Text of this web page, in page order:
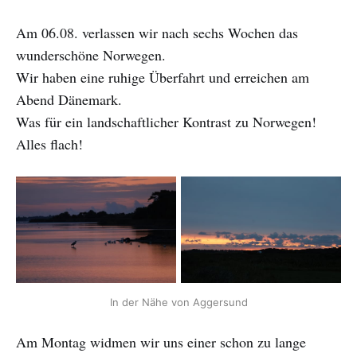
Am 06.08. verlassen wir nach sechs Wochen das
wunderschöne Norwegen.
Wir haben eine ruhige Überfahrt und erreichen am
Abend Dänemark.
Was für ein landschaftlicher Kontrast zu Norwegen!
Alles flach!
In der Nähe von Aggersund
Am Montag widmen wir uns einer schon zu lange